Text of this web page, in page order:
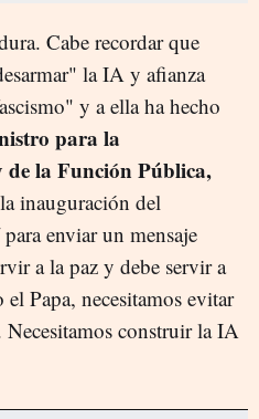
Cabe recordar que
la IA y afianza
y a ella ha hecho
para la
la Función Pública,
inauguración del
enviar un mensaje
a la paz y debe servir a
Papa, necesitamos evitar
construir la IA